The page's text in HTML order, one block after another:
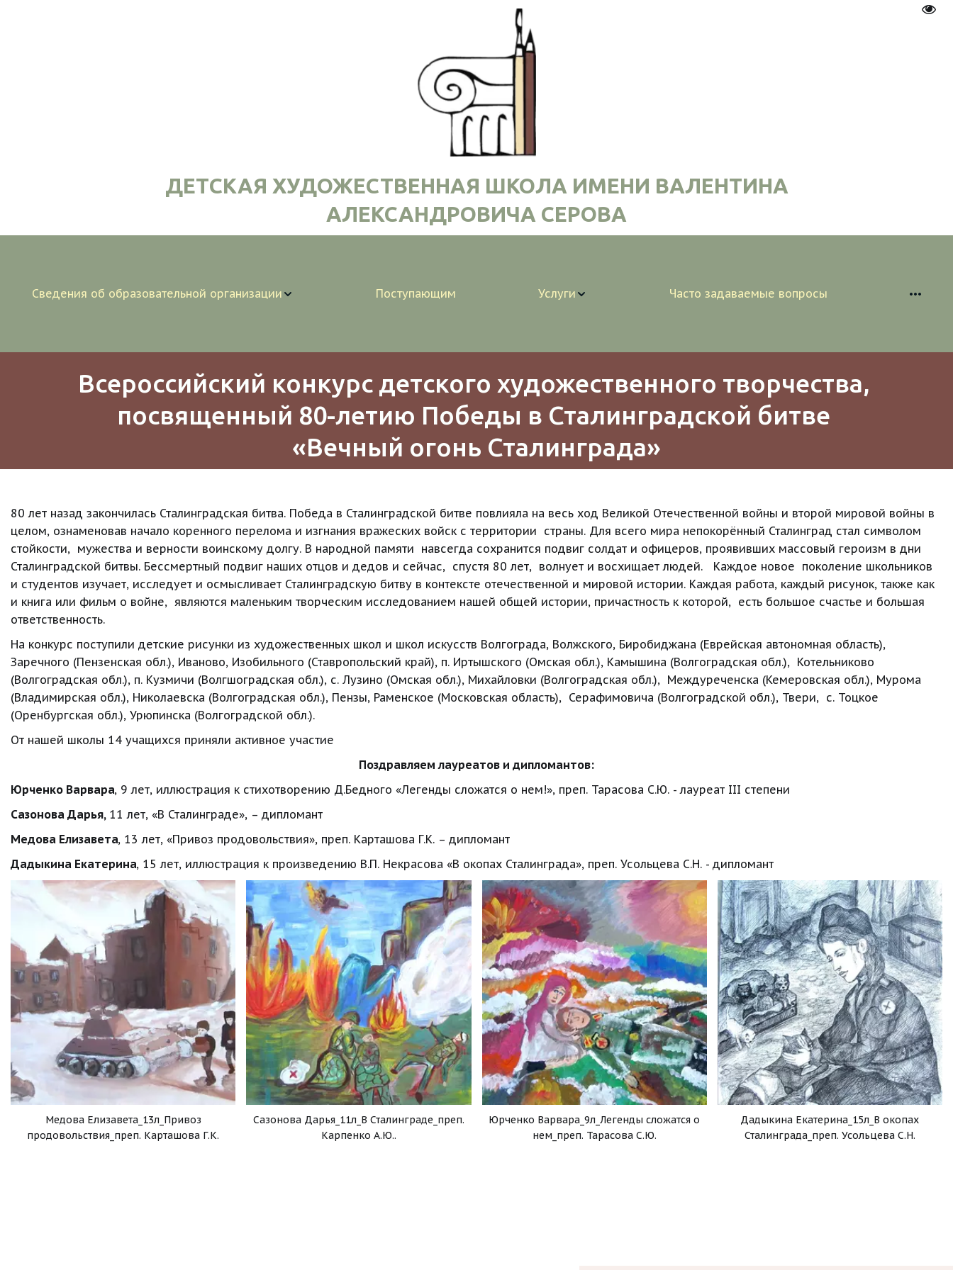
ДЕТСКАЯ ХУДОЖЕСТВЕННАЯ ШКОЛА ИМЕНИ ВАЛЕНТИНА
АЛЕКСАНДРОВИЧА СЕРОВА
Сведения об образовательной организации Поступающим Услуги Часто задаваемые вопросы
Всероссийский конкурс детского художественного творчества,
посвященный 80-летию Победы в Сталинградской битве
«Вечный огонь Сталинграда»
80 лет назад закончилась Сталинградская битва. Победа в Сталинградской битве повлияла на весь ход Великой Отечественной войны и второй мировой войны в
целом, ознаменовав начало коренного перелома и изгнания вражеских войск с территории  страны. Для всего мира непокорённый Сталинград стал символом
стойкости,  мужества и верности воинскому долгу. В народной памяти  навсегда сохранится подвиг солдат и офицеров, проявивших массовый героизм в дни
Сталинградской битвы. Бессмертный подвиг наших отцов и дедов и сейчас,  спустя 80 лет,  волнует и восхищает людей.   Каждое новое  поколение школьников
и студентов изучает, исследует и осмысливает Сталинградскую битву в контексте отечественной и мировой истории. Каждая работа, каждый рисунок, также как
и книга или фильм о войне,  являются маленьким творческим исследованием нашей общей истории, причастность к которой,  есть большое счастье и большая
ответственность.
На конкурс поступили детские рисунки из художественных школ и школ искусств Волгограда, Волжского, Биробиджана (Еврейская автономная область),
Заречного (Пензенская обл.), Иваново, Изобильного (Ставропольский край), п. Иртышского (Омская обл.), Камышина (Волгоградская обл.),  Котельниково
(Волгоградская обл.), п. Кузмичи (Волгшоградская обл.), с. Лузино (Омская обл.), Михайловки (Волгоградская обл.),  Междуреченска (Кемеровская обл.), Мурома
(Владимирская обл.), Николаевска (Волгоградская обл.), Пензы, Раменское (Московская область),  Серафимовича (Волгоградской обл.), Твери,  с. Тоцкое
(Оренбургская обл.), Урюпинска (Волгоградской обл.).
От нашей школы 14 учащихся приняли активное участие
Поздравляем лауреатов и дипломантов:
Юрченко Варвара, 9 лет, иллюстрация к стихотворению Д.Бедного «Легенды сложатся о нем!», преп. Тарасова С.Ю. - лауреат III степени
Сазонова Дарья, 11 лет, «В Сталинграде», – дипломант
Медова Елизавета, 13 лет, «Привоз продовольствия», преп. Карташова Г.К. – дипломант
Дадыкина Екатерина, 15 лет, иллюстрация к произведению В.П. Некрасова «В окопах Сталинграда», преп. Усольцева С.Н. - дипломант
Медова Елизавета_13л_Привоз
продовольствия_преп. Карташова Г.К.
Сазонова Дарья_11л_В Сталинграде_преп.
Карпенко А.Ю..
Юрченко Варвара_9л_Легенды сложатся о
нем_преп. Тарасова С.Ю.
Дадыкина Екатерина_15л_В окопах
Сталинграда_преп. Усольцева С.Н.